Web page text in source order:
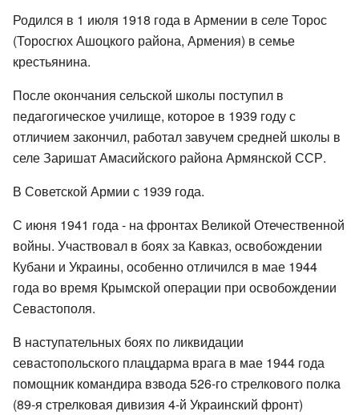
Родился в 1 июля 1918 года в Армении в селе Торос
(Торосгюх Ашоцкого района, Армения) в семье
крестьянина.
После окончания сельской школы поступил в
педагогическое училище, которое в 1939 году с
отличием закончил, работал завучем средней школы в
селе Заришат Амасийского района Армянской ССР.
В Советской Армии с 1939 года.
С июня 1941 года - на фронтах Великой Отечественной
войны. Участвовал в боях за Кавказ, освобождении
Кубани и Украины, особенно отличился в мае 1944
года во время Крымской операции при освобождении
Севастополя.
В наступательных боях по ликвидации
севастопольского плацдарма врага в мае 1944 года
помощник командира взвода 526-го стрелкового полка
(89-я стрелковая дивизия 4-й Украинский фронт)